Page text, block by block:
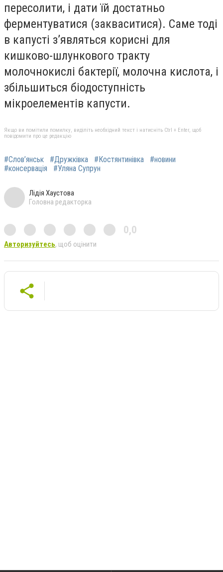
пересолити, і дати їй достатньо
ферментуватися (закваситися). Саме тоді
в капусті з’являться корисні для
кишково-шлункового тракту
молочнокислі бактерії, молочна кислота, і
збільшиться біодоступність
мікроелементів капусти.
Якщо ви помітили помилку, виділіть необхідний текст і натисніть Ctrl + Enter, щоб
повідомити про це редакцію
#Слов’янськ #Дружківка #Костянтинівка
#новини
#консервація
#Уляна Супрун
Лідія Хаустова
Головна редакторка
0,0
Авторизуйтесь, щоб оцінити